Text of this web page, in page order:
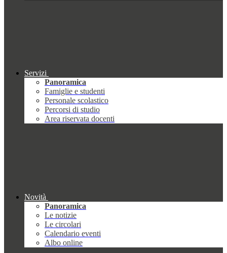
Servizi
Panoramica
Famiglie e studenti
Personale scolastico
Percorsi di studio
Area riservata docenti
Novità
Panoramica
Le notizie
Le circolari
Calendario eventi
Albo online